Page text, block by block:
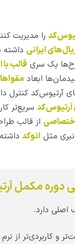
را مدیریت
ایرانی داشته
یک سری قالب با
ابعاد
آرتیوس‌کد کنترل
آرتیوس‌کد سریع‌تر
از قالب
مثل اتوکد
و کاربردی‌تر از